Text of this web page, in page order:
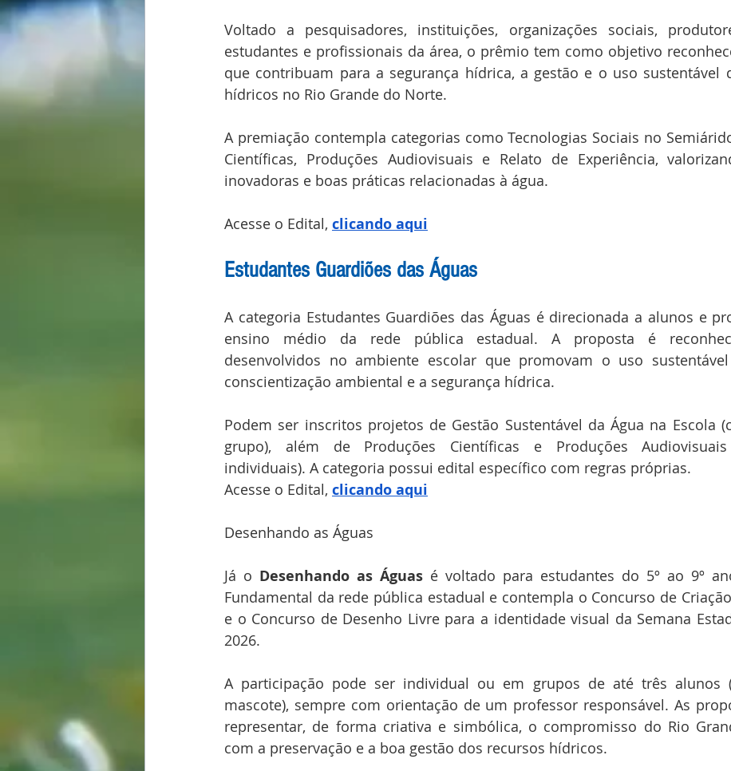
Voltado a pesquisadores, instituições, organizações sociais,
estudantes e profissionais da área, o prêmio tem como objetivo
que contribuam para a segurança hídrica, a gestão e o uso sustentável
hídricos no Rio Grande do Norte.
A premiação contempla categorias como Tecnologias Sociais no
Científicas, Produções Audiovisuais e Relato de Experiência,
inovadoras e boas práticas relacionadas à água.
Acesse o Edital, clicando aqui
Estudantes Guardiões das Águas
A categoria Estudantes Guardiões das Águas é direcionada a alunos e
ensino médio da rede pública estadual. A proposta é
desenvolvidos no ambiente escolar que promovam o uso
conscientização ambiental e a segurança hídrica.
Podem ser inscritos projetos de Gestão Sustentável da Água na Escola
grupo), além de Produções Científicas e Produções Audiovisuais
individuais). A categoria possui edital específico com regras próprias.
Acesse o Edital, clicando aqui
Desenhando as Águas
Já o Desenhando as Águas é voltado para estudantes do 5º ao 9º
Fundamental da rede pública estadual e contempla o Concurso de
e o Concurso de Desenho Livre para a identidade visual da Semana
2026.
A participação pode ser individual ou em grupos de até três alunos
mascote), sempre com orientação de um professor responsável. As
representar, de forma criativa e simbólica, o compromisso do Rio
com a preservação e a boa gestão dos recursos hídricos.